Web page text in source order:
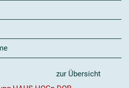
zur Übersicht